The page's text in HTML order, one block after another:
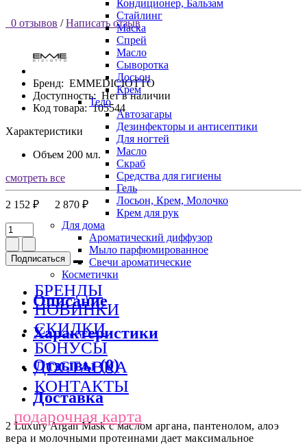
Кондиционер, Бальзам
Стайлинг
Маска
Спрей
Масло
Сыворотка
Лосьон
Крем
Тело
Автозагары
Дезинфекторы и антисептики
Для ногтей
Масло
Скраб
Средства для гигиены
Гель
Лосьон, Крем, Молочко
Крем для рук
Для дома
Ароматический диффузор
Мыло парфюмированное
Свечи ароматические
Косметички
БРЕНДЫ
НОВИНКИ
СКИДКИ
БОНУСЫ
ДОСТАВКА
КОНТАКТЫ
подарочная карта
0 отзывов / Написать отзыв
Бренд: EMMEDICIOTTO
Доступность: Нет в наличии
Код товара: 105544
Характеристики
Объем 200 мл.
смотреть все
2 152 ₽ 2 870 ₽
Подписаться
Описание
Характеристики
Отзывы (0)
Доставка
2 Luxury Argan Mask с маслом аргана, пантенолом, алоэ
вера и молочными протеинами дает максимальное